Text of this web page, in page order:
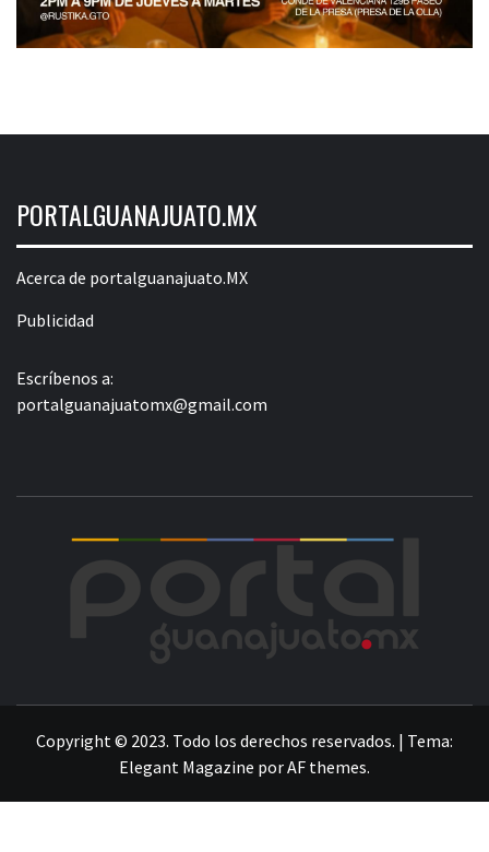
PORTALGUANAJUATO.MX
Acerca de portalguanajuato.MX
Publicidad
Escríbenos a:
portalguanajuatomx@gmail.com
Copyright © 2023. Todo los derechos reservados. | Tema:
Elegant Magazine porAF themes.